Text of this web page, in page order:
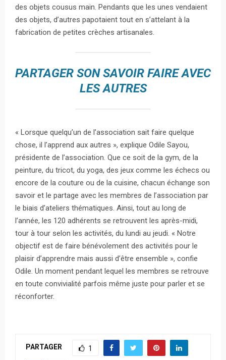
des objets cousus main. Pendants que les unes vendaient
des objets, d’autres papotaient tout en s’attelant à la
fabrication de petites crèches artisanales.
PARTAGER SON SAVOIR FAIRE AVEC
LES AUTRES
« Lorsque quelqu’un de l’association sait faire quelque
chose, il l’apprend aux autres », explique Odile Sayou,
présidente de l’association. Que ce soit de la gym, de la
peinture, du tricot, du yoga, des jeux comme les échecs ou
encore de la couture ou de la cuisine, chacun échange son
savoir et le partage avec les membres de l’association par
le biais d’ateliers thématiques. Ainsi, tout au long de
l’année, les 120 adhérents se retrouvent les après-midi,
tour à tour selon les activités, du lundi au jeudi. « Notre
objectif est de faire bénévolement des activités pour le
plaisir d’apprendre mais aussi d’être ensemble », confie
Odile. Un moment pendant lequel les membres se retrouve
en toute convivialité parfois même juste pour parler et se
réconforter.
PARTAGER 1